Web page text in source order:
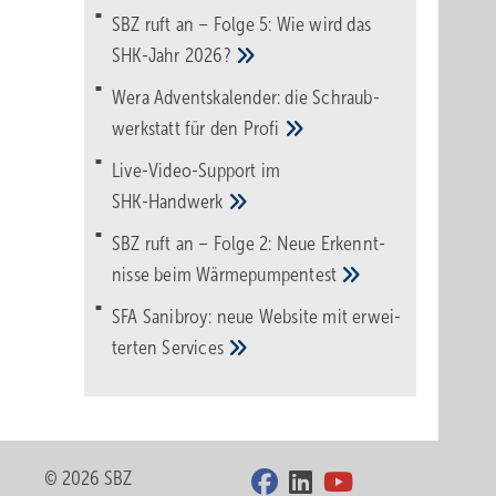
SBZ ruft an – Folge 5: Wie wird das
SHK-Jahr 2026?
Wera Adventskalender: die Schraub­
werk­statt für den Pro­fi
Live-Video-Support im
SHK-Handwerk
SBZ ruft an – Folge 2: Neue Erkennt­
nisse beimWärme­pumpen­test
SFA Sanibroy: neue Web­site mit erwei­
tertenServices
© 2026 SBZ